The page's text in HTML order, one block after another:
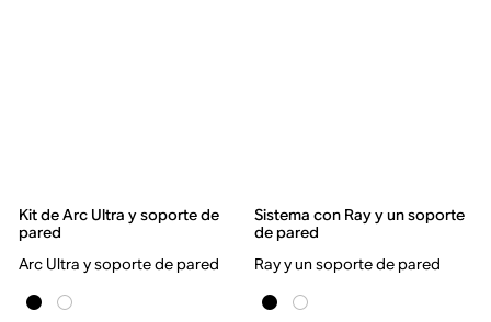
Kit de Arc Ultra y soporte de
pared
Arc Ultra y soporte de pared
Sistema con Ray y un soporte
de pared
Ray y un soporte de pared